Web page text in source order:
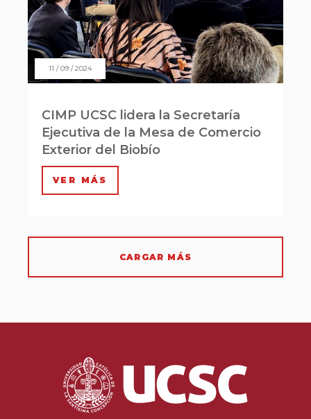
11 / 09 / 2024
CIMP UCSC lidera la Secretaría
Ejecutiva de la Mesa de Comercio
Exterior del Biobío
VER MÁS
CARGAR MÁS